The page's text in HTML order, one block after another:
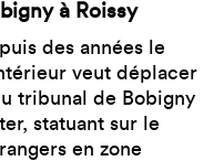
à Roissy
des années le
veut déplacer
tribunal de Bobigny
statuant sur le
en zone